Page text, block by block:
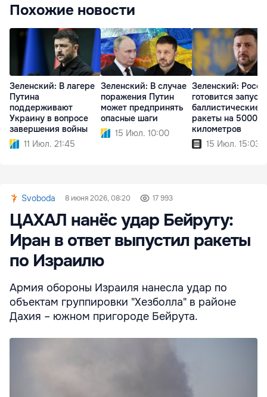
Похожие новости
Зеленский: В лагере
Путина
поддерживают
Украину в вопросе
завершения войны
11 Июл. 21:45
Зеленский: В случае
поражения Путин
может предпринять
опасные шаги
15 Июл. 10:00
Зеленский:
готовится
баллистические
ракеты на 5000
километров
15 Июл. 15:03
Svoboda 8 июня 2026, 08:20 17 993
ЦАХАЛ нанёс удар Бейруту:
Иран в ответ выпустил ракеты
по Израилю
Армия обороны Израиля нанесла удар по
объектам группировки "Хезболла" в районе
Дахия – южном пригороде Бейрута.